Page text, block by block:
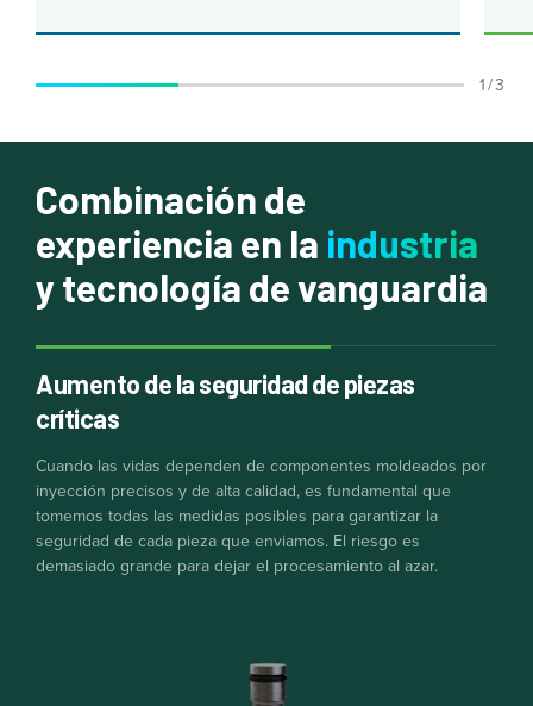
1 / 3
Combinación de
experiencia en la industria
y tecnología de vanguardia
Aumento de la seguridad de piezas
críticas
Cuando las vidas dependen de componentes moldeados por
inyección precisos y de alta calidad, es fundamental que
tomemos todas las medidas posibles para garantizar la
seguridad de cada pieza que enviamos. El riesgo es
demasiado grande para dejar el procesamiento al azar.